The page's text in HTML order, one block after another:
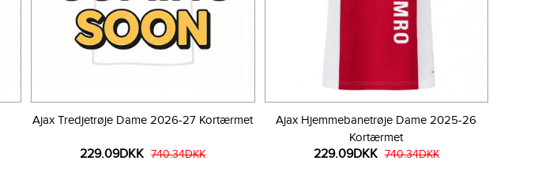
Ajax Tredjetrøje Dame 2026-27 Kortærmet
229.09DKK 740.34DKK
Ajax Hjemmebanetrøje Dame 2025-26
Kortærmet
229.09DKK 740.34DKK